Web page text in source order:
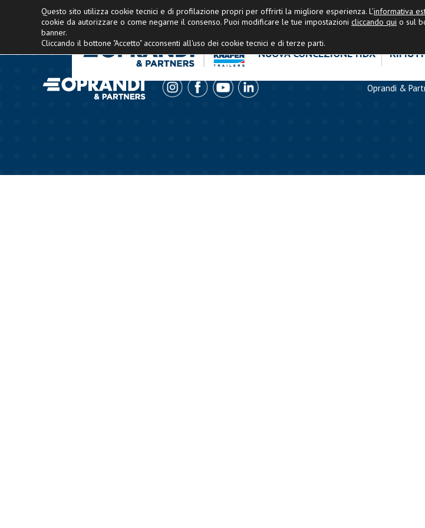
Concessionario esclusivo Knapen Italia
NUOVA CONCEZIONE HDX RIFIUTI
Oprandi &
Questo sito utilizza cookie tecnici e di profilazione propri per offrirti la migliore esperienza. L’informativa
cookie da autorizzare o come negarne il consenso. Puoi modificare le tue impostazioni cliccando qui o sul
banner.
Cliccando il bottone "Accetto" acconsenti all'uso dei cookie tecnici e di terze parti.